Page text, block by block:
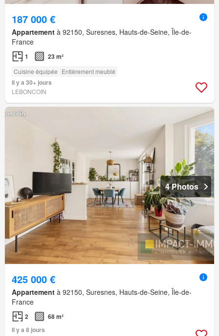
187 000 €
Appartement à 92150, Suresnes, Hauts-de-Seine, Île-de-
France
1 23 m²
Cuisine équipée Entièrement meublé
Il y a 30+ jours
LEBONCOIN
4 Photos
425 000 €
Appartement à 92150, Suresnes, Hauts-de-Seine, Île-de-
France
2
68 m²
Il y a 8 jours